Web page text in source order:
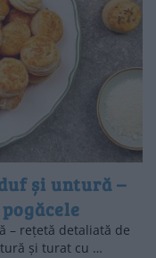
și untură –
– rețetă detaliată de
și turat cu …